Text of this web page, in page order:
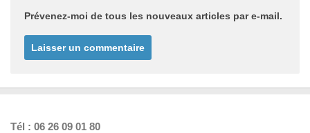
Prévenez-moi de tous les nouveaux articles par e-mail.
Tél : 06 26 09 01 80